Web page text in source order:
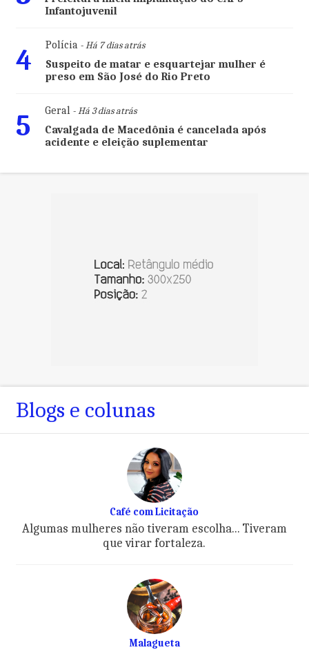
Infantojuvenil
4 Polícia- Há 7 dias atrás
Suspeito de matar e esquartejar mulher é
preso em São José do Rio Preto
5 Geral- Há 3 dias atrás
Cavalgada de Macedônia é cancelada após
acidente e eleição suplementar
Blogs e colunas
Café com Licitação
Algumas mulheres não tiveram escolha... Tiveram
que virar fortaleza.
Malagueta